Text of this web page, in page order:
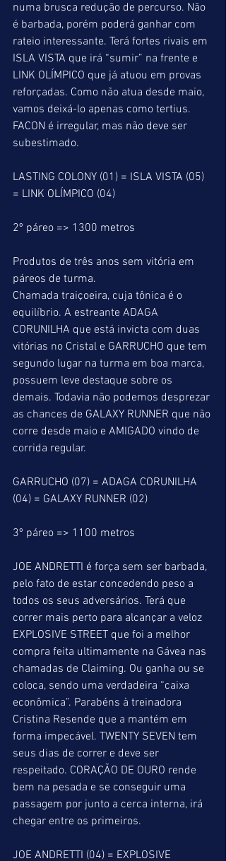
numa brusca redução de percurso. Não
é barbada, porém poderá ganhar com
rateio interessante. Terá fortes rivais em
ISLA VISTA que irá “sumir” na frente e
LINK OLÍMPICO que já atuou em provas
reforçadas. Como não atua desde maio,
vamos deixá-lo apenas como tertius.
FACON é irregular, mas não deve ser
subestimado.
LASTING COLONY (01) = ISLA VISTA (05)
= LINK OLÍMPICO (04)
2º páreo => 1300 metros
Produtos de três anos sem vitória em
páreos de turma.
Chamada traiçoeira, cuja tônica é o
equilíbrio. A estreante ADAGA
CORUNILHA que está invicta com duas
vitórias no Cristal e GARRUCHO que tem
segundo lugar na turma em boa marca,
possuem leve destaque sobre os
demais. Todavia não podemos desprezar
as chances de GALAXY RUNNER que não
corre desde maio e AMIGADO vindo de
corrida regular.
GARRUCHO (07) = ADAGA CORUNILHA
(04) = GALAXY RUNNER (02)
3º páreo => 1100 metros
JOE ANDRETTI é força sem ser barbada,
pelo fato de estar concedendo peso a
todos os seus adversários. Terá que
correr mais perto para alcançar a veloz
EXPLOSIVE STREET que foi a melhor
compra feita ultimamente na Gávea nas
chamadas de Claiming. Ou ganha ou se
coloca, sendo uma verdadeira “caixa
econômica”. Parabéns à treinadora
Cristina Resende que a mantém em
forma impecável. TWENTY SEVEN tem
seus dias de correr e deve ser
respeitado. CORAÇÃO DE OURO rende
bem na pesada e se conseguir uma
passagem por junto a cerca interna, irá
chegar entre os primeiros.
JOE ANDRETTI (04) = EXPLOSIVE